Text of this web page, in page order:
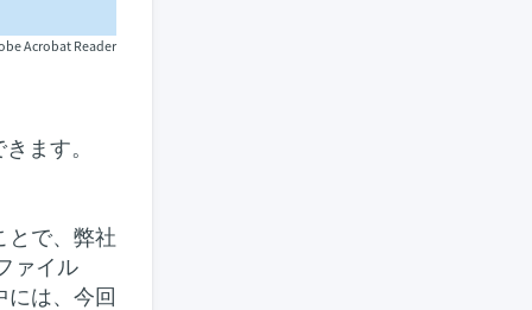
Acrobat Reader
ます。
とで、弊社
ァイル
には、今回